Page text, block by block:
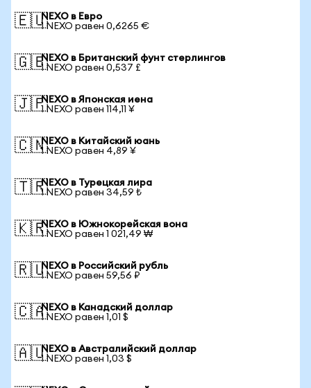
🇪🇺NEXO в Евро
1 NEXO равен 0,6265 €
🇬🇧NEXO в Британский фунт стерлингов
1 NEXO равен 0,537 £
🇯🇵NEXO в Японская иена
1 NEXO равен 114,11 ¥
🇨🇳NEXO в Китайский юань
1 NEXO равен 4,89 ¥
🇹🇷NEXO в Турецкая лира
1 NEXO равен 34,59 ₺
🇰🇷NEXO в Южнокорейская вона
1 NEXO равен 1 021,49 ₩
🇷🇺NEXO в Российский рубль
1 NEXO равен 59,56 ₽
🇨🇦NEXO в Канадский доллар
1 NEXO равен 1,01 $
🇦🇺NEXO в Австралийский доллар
1 NEXO равен 1,03 $